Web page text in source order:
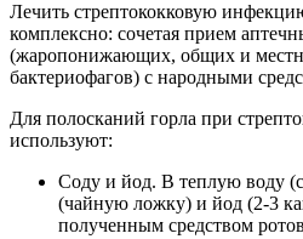
Лечить стрептококковую
комплексно: сочетая прием
(жаропонижающих, общих и
бактериофагов) с народными
Для полосканий горла при
используют:
Соду и йод. В теплую воду
(чайную ложку) и йод (2-3
полученным средством